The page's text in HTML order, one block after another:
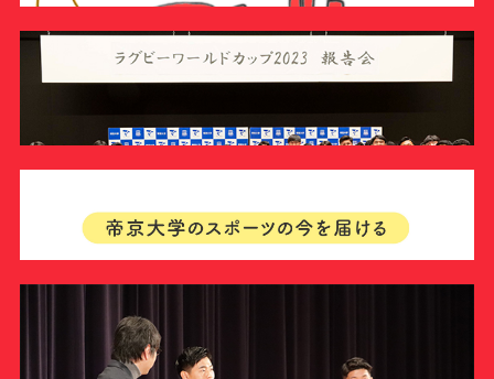
#メディア情報#キャンプ
【11/20更新】運動部による体験型イベント延期のお知
INFORMATION
ラグビー部
学ラグビー部OB）の報告会を開催しま …
INFORMATION
ラグビー部
ラグビーワールドカップ2023に出場した帝京大学ラグビ